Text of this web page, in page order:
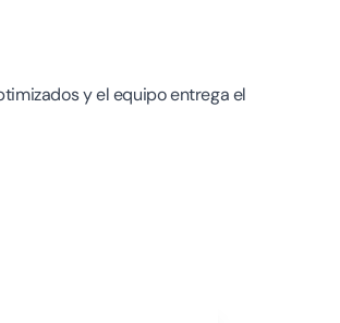
y el equipo entrega el